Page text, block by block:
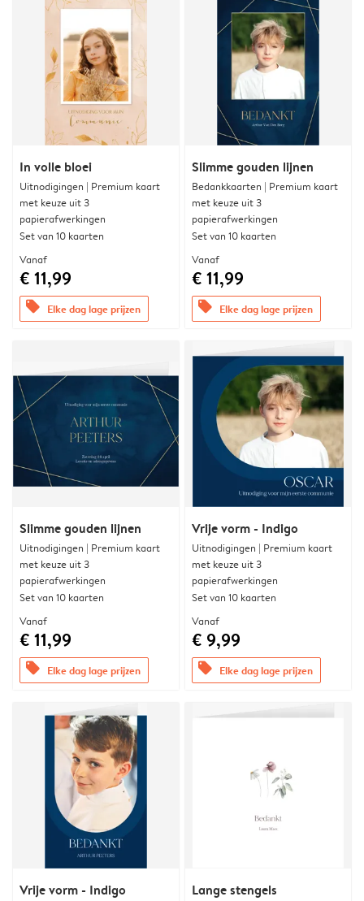
In volle bloei
Uitnodigingen | Premium kaart
met keuze uit 3
papierafwerkingen
Set van 10 kaarten
Vanaf
€ 11,99
offers Elke dag lage prijzen
Slimme gouden lijnen
Bedankkaarten | Premium kaart
met keuze uit 3
papierafwerkingen
Set van 10 kaarten
Vanaf
€ 11,99
offers Elke dag lage prijzen
Slimme gouden lijnen
Uitnodigingen | Premium kaart
met keuze uit 3
papierafwerkingen
Set van 10 kaarten
Vanaf
€ 11,99
offers Elke dag lage prijzen
Vrije vorm - Indigo
Uitnodigingen | Premium kaart
met keuze uit 3
papierafwerkingen
Set van 10 kaarten
Vanaf
€ 9,99
offers Elke dag lage prijzen
Vrije vorm - Indigo Lange stengels